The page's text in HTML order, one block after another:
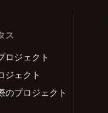
ス
ロジェクト
ジェクト
のプロジェクト